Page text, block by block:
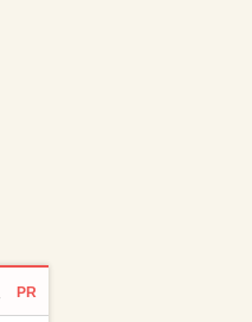
PR